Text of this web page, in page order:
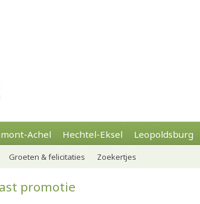
Achel Hechtel-Eksel Leopoldsburg
Groeten & felicitaties Zoekertjes
promotie